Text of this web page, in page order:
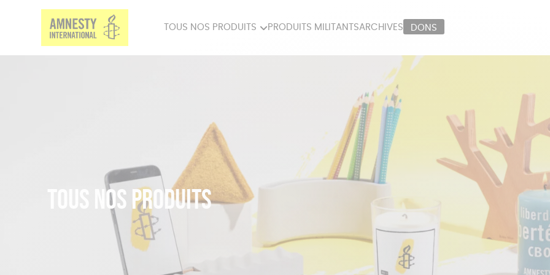
TOUS NOS PRODUITS
PAPETERIE
ÉPICERIE
PRODUITS MILITANTSARCHIVES DONS
Tous nos produits